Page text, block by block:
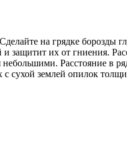
Сделайте на грядке борозды
защитит их от гниения.
Расстояние
сухой землей опилок